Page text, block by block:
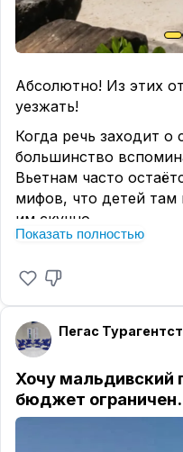
Абсолютно! Из этих
уезжать!
Когда речь заходит
большинство
Вьетнам часто
мифов, что детей там
им скучно.
А зря!
Только посмотрите,
бронируем своим
Показать полностью
Пегас
Хочу мальдивский
бюджет